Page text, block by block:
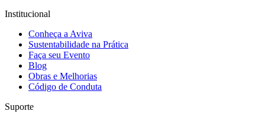
Institucional
Conheça a Aviva
Sustentabilidade na Prática
Faça seu Evento
Blog
Obras e Melhorias
Código de Conduta
Suporte